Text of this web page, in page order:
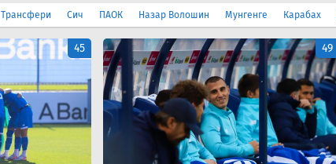
Трансфери Сич ПАОК Назар Волошин Мунгенге Карабах
45 49